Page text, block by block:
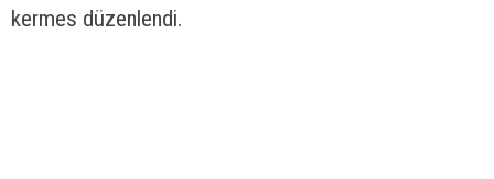
kermes düzenlendi.